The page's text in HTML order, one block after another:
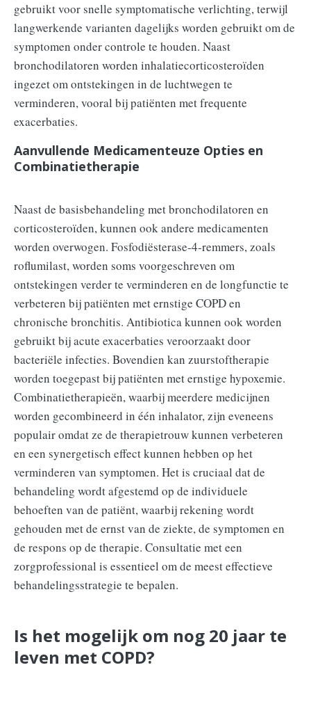
gebruikt voor snelle symptomatische verlichting, terwijl
langwerkende varianten dagelijks worden gebruikt om de
symptomen onder controle te houden. Naast
bronchodilatoren worden inhalatiecorticosteroïden
ingezet om ontstekingen in de luchtwegen te
verminderen, vooral bij patiënten met frequente
exacerbaties.
Aanvullende Medicamenteuze Opties en
Combinatietherapie
Naast de basisbehandeling met bronchodilatoren en
corticosteroïden, kunnen ook andere medicamenten
worden overwogen. Fosfodiësterase-4-remmers, zoals
roflumilast, worden soms voorgeschreven om
ontstekingen verder te verminderen en de longfunctie te
verbeteren bij patiënten met ernstige COPD en
chronische bronchitis. Antibiotica kunnen ook worden
gebruikt bij acute exacerbaties veroorzaakt door
bacteriële infecties. Bovendien kan zuurstoftherapie
worden toegepast bij patiënten met ernstige hypoxemie.
Combinatietherapieën, waarbij meerdere medicijnen
worden gecombineerd in één inhalator, zijn eveneens
populair omdat ze de therapietrouw kunnen verbeteren
en een synergetisch effect kunnen hebben op het
verminderen van symptomen. Het is cruciaal dat de
behandeling wordt afgestemd op de individuele
behoeften van de patiënt, waarbij rekening wordt
gehouden met de ernst van de ziekte, de symptomen en
de respons op de therapie. Consultatie met een
zorgprofessional is essentieel om de meest effectieve
behandelingsstrategie te bepalen.
Is het mogelijk om nog 20 jaar te
leven met COPD?